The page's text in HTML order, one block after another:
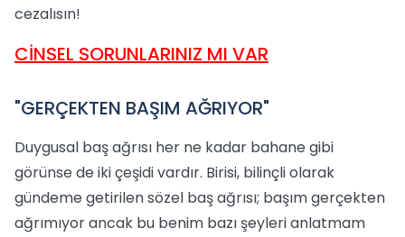
cezalısın!
CİNSEL SORUNLARINIZ MI VAR
"GERÇEKTEN BAŞIM AĞRIYOR"
Duygusal baş ağrısı her ne kadar bahane gibi
görünse de iki çeşidi vardır. Birisi, bilinçli olarak
gündeme getirilen sözel baş ağrısı; başım gerçekten
ağrımıyor ancak bu benim bazı şeyleri anlatmam